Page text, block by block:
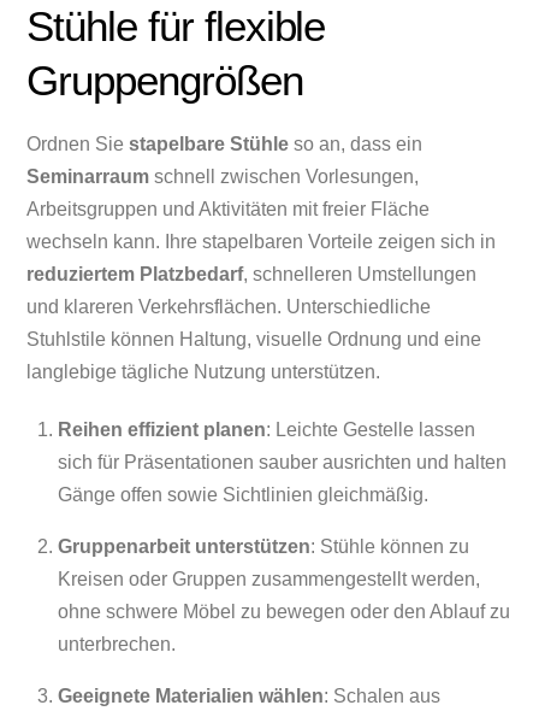
Stühle für flexible
Gruppengrößen
Ordnen Siestapelbare Stühle so an, dass ein
Seminarraum schnell zwischen Vorlesungen,
Arbeitsgruppen und Aktivitäten mit freier Fläche
wechseln kann. Ihre stapelbaren Vorteile zeigen sich in
reduziertem Platzbedarf, schnelleren Umstellungen
und klareren Verkehrsflächen. Unterschiedliche
Stuhlstile können Haltung, visuelle Ordnung und eine
langlebige tägliche Nutzung unterstützen.
Reihen effizient planen: Leichte Gestelle lassen
sich für Präsentationen sauber ausrichten und halten
Gänge offen sowie Sichtlinien gleichmäßig.
Gruppenarbeit unterstützen: Stühle können zu
Kreisen oder Gruppen zusammengestellt werden,
ohne schwere Möbel zu bewegen oder den Ablauf zu
unterbrechen.
Geeignete Materialien wählen: Schalen aus